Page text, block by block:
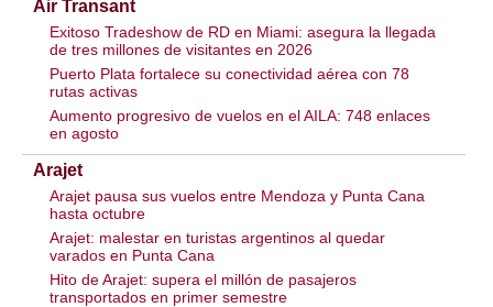
Air Transant
Exitoso Tradeshow de RD en Miami: asegura la llegada
de tres millones de visitantes en 2026
Puerto Plata fortalece su conectividad aérea con 78
rutas activas
Aumento progresivo de vuelos en el AILA: 748 enlaces
en agosto
Arajet
Arajet pausa sus vuelos entre Mendoza y Punta Cana
hasta octubre
Arajet: malestar en turistas argentinos al quedar
varados en Punta Cana
Hito de Arajet: supera el millón de pasajeros
transportados en primer semestre